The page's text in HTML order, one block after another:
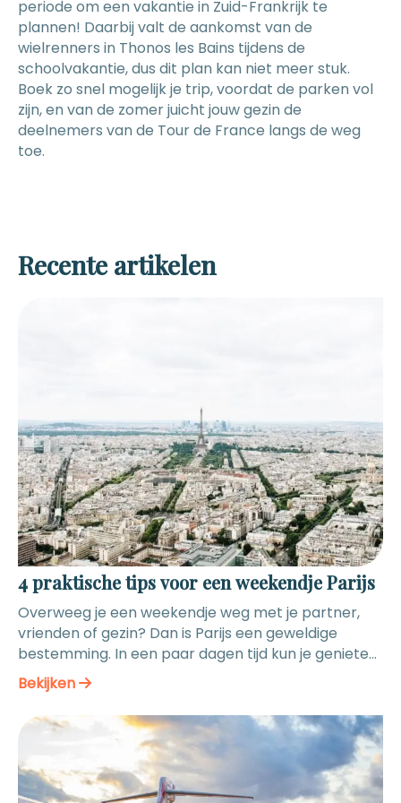
periode om een vakantie in Zuid-Frankrijk te
plannen! Daarbij valt de aankomst van de
wielrenners in Thonos les Bains tijdens de
schoolvakantie, dus dit plan kan niet meer stuk.
Boek zo snel mogelijk je trip, voordat de parken vol
zijn, en van de zomer juicht jouw gezin de
deelnemers van de Tour de France langs de weg
toe.
Recente artikelen
4 praktische tips voor een weekendje Parijs
Overweeg je een weekendje weg met je partner,
vrienden of gezin? Dan is Parijs een geweldige
bestemming. In een paar dagen tijd kun je genieten
van beroemde bezienswaardigheden, Franse
lekkernijen en sfeervolle straatjes vol gezellige
cafés. Er zijn een aantal praktische tips die je
helpen om goed voorbereid op reis te gaan en alles
uit je weekend te halen. Benieuwd welke? Wij zetten
er vier voor je op een rij! Reis met de trein Een van
de beste tips is om met de trein naar Parijs te
Bekijken